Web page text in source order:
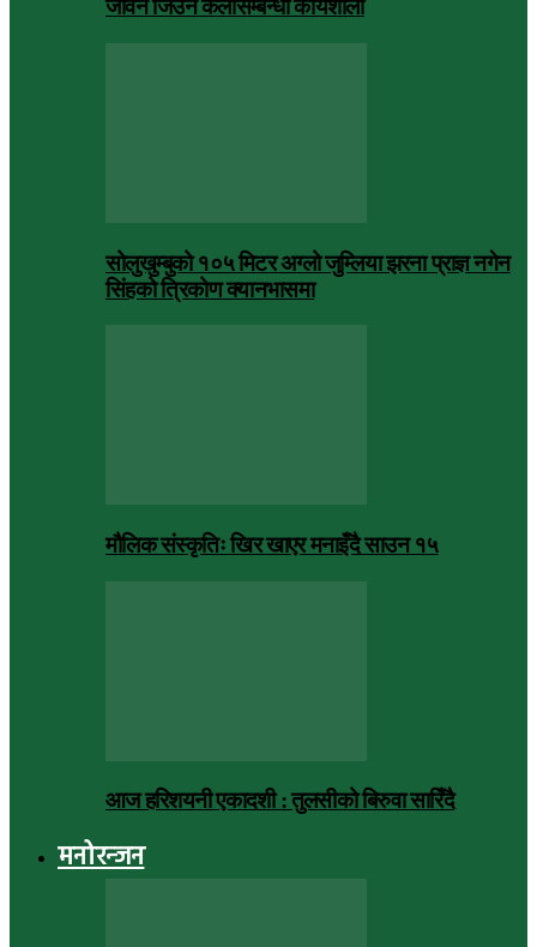
जीवन जिउने कलासम्बन्धी कार्यशाला
सोलुखुम्बुको १०५ मिटर अग्लो जुम्लिया झरना प्राज्ञ नगेन
सिंहको त्रिकोण क्यानभासमा
मौलिक संस्कृतिः खिर खाएर मनाइँदै साउन १५
आज हरिशयनी एकादशी : तुलसीको बिरुवा सारिँदै
मनोरन्जन